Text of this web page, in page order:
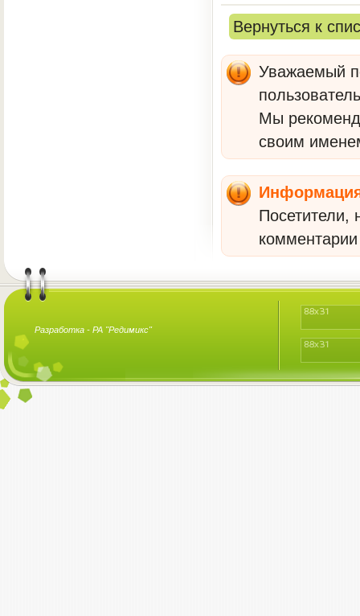
Вернуться к
Уважаемый
Мы
своим
Посетители,
Разработка - РА "Редимикс"